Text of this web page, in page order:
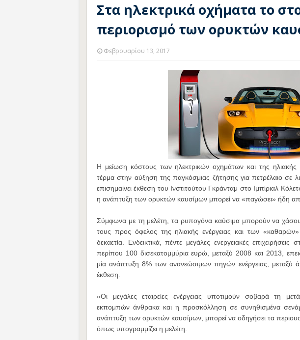
Στα ηλεκτρικά οχήματα το
περιορισμό των ορυκτών
Φεβρουαρίου 13, 2017
H μείωση κόστους των ηλεκτρικών οχημάτων και της
τέρμα στην αύξηση της παγκόσμιας ζήτησης για πετρέλαιο σε
επισημαίνει έκθεση του Ινστιτούτου Γκράνταμ στο Ιμπίριαλ
η ανάπτυξη των ορυκτών καυσίμων μπορεί να «παγώσει» ήδη
Σύμφωνα με τη μελέτη, τα ρυπογόνα καύσιμα μπορούν να
τους προς όφελος της ηλιακής ενέργειας και των
δεκαετία. Ενδεικτικά, πέντε μεγάλες ενεργειακές
περίπου 100 δισεκατομμύρια ευρώ, μεταξύ 2008 και 2013,
μία ανάπτυξη 8% των ανανεώσιμων πηγών ενέργειας, μεταξύ
έκθεση.
«Οι μεγάλες εταιρείες ενέργειας υποτιμούν σοβαρά τη
εκπομπών άνθρακα και η προσκόλληση σε συνηθισμένα
ανάπτυξη των ορυκτών καυσίμων, μπορεί να οδηγήσει τα
όπως υπογραμμίζει η μελέτη.